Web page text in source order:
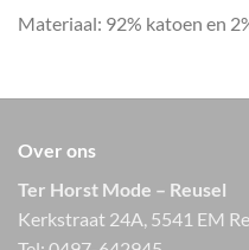
Materiaal: 92% katoen en
Over ons
Ter Horst Mode – Reusel
Kerkstraat 24A, 5541 EM